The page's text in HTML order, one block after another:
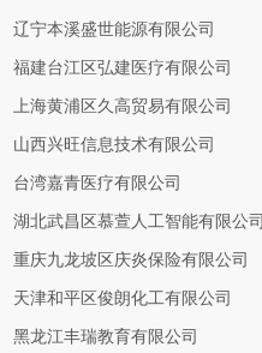
辽宁本溪盛世能源有限公司
福建台江区弘建医疗有限公司
上海黄浦区久高贸易有限公司
山西兴旺信息技术有限公司
台湾嘉青医疗有限公司
湖北武昌区慕萱人工智能有限公司
重庆九龙坡区庆炎保险有限公司
天津和平区俊朗化工有限公司
黑龙江丰瑞教育有限公司